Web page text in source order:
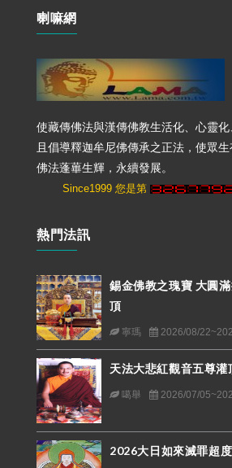
喇嘛網
使藏傳佛法與漢傳佛教生活化、心靈
且倡導釋迦牟尼佛傳承之正法，使眾生
佛法蓬蓽生輝，永續發展。
Since1999 您是第
熱門法訊
錫金佛教之瑰寶 大圓
頂
寧瑪 2026/08/
天法大悲紅觀音五尊灌
噶舉 2026/07/
2026大日如來滅罪超